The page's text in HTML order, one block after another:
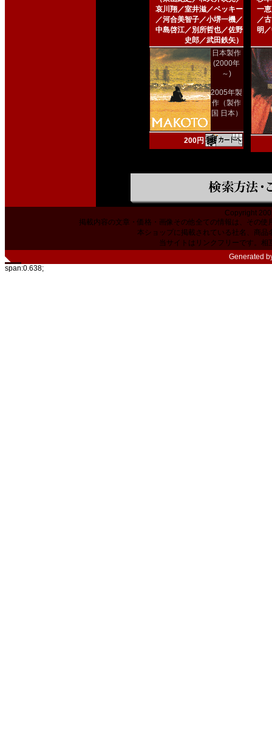
哀川翔／室井滋／ベッキー
／河合美智子／小堺一機／
中島啓江／別所哲也／佐野
史郎／武田鉄矢）
日本製作
(2000年
～)
2005年製
作（製作
国 日本）
200円
一
／
明
Copyright
掲載内容の文章・価格・画像その他全ての情報は、その
本ショップに掲載されている社名、商
当サイトはリンクフリーです。相
Generated
span:0.638;